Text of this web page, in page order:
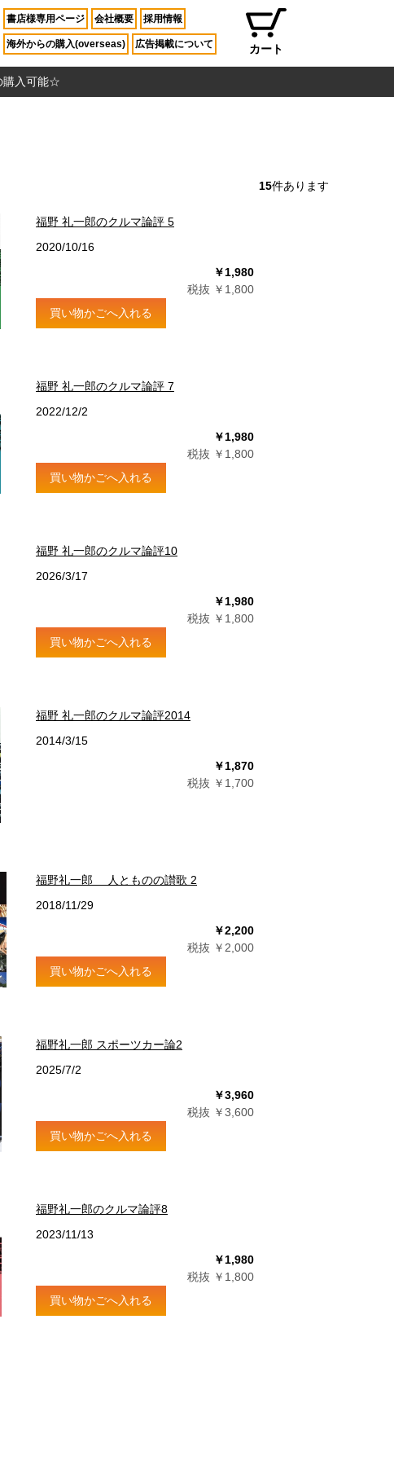
書店様専用ページ 会社概要 採用情報
海外からの購入(overseas) 広告掲載について カート
購入可能☆
15件あります
福野 礼一郎のクルマ論評 5
2020/10/16
￥1,980
税抜 ￥1,800
買い物かごへ入れる
福野 礼一郎のクルマ論評 7
2022/12/2
￥1,980
税抜 ￥1,800
買い物かごへ入れる
福野 礼一郎のクルマ論評10
2026/3/17
￥1,980
税抜 ￥1,800
買い物かごへ入れる
福野 礼一郎のクルマ論評2014
2014/3/15
￥1,870
税抜 ￥1,700
福野礼一郎 人とものの讃歌 2
2018/11/29
￥2,200
税抜 ￥2,000
買い物かごへ入れる
福野礼一郎 スポーツカー論2
2025/7/2
￥3,960
税抜 ￥3,600
買い物かごへ入れる
福野礼一郎のクルマ論評8
2023/11/13
￥1,980
税抜 ￥1,800
買い物かごへ入れる